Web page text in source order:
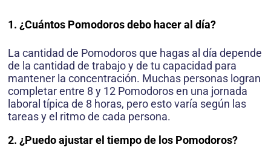
1. ¿Cuántos Pomodoros debo hacer al día?
La cantidad de Pomodoros que hagas al día depende
de la cantidad de trabajo y de tu capacidad para
mantener la concentración. Muchas personas logran
completar entre 8 y 12 Pomodoros en una jornada
laboral típica de 8 horas, pero esto varía según las
tareas y el ritmo de cada persona.
2. ¿Puedo ajustar el tiempo de los Pomodoros?